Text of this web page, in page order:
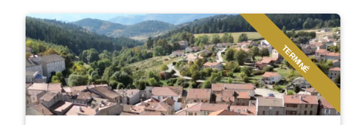
TERMINÉ